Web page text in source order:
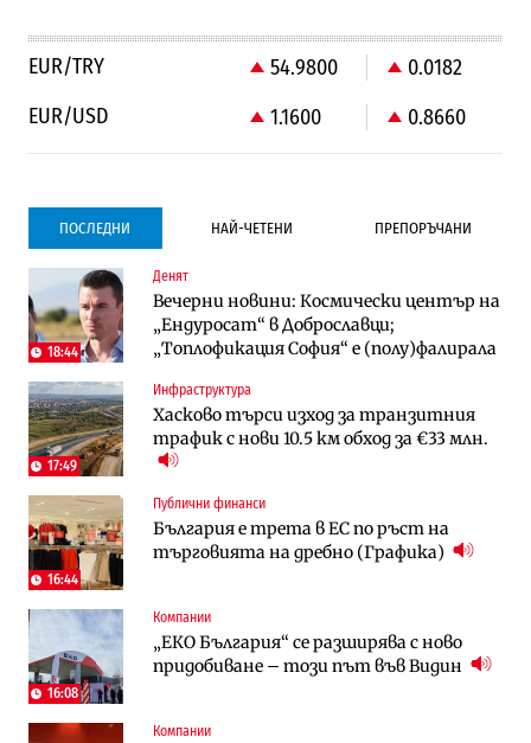
EUR/TRY 54.9800
0.0182
EUR/USD
1.1600 0.8660
ПОСЛЕДНИ НАЙ-ЧЕТЕНИ ПРЕПОРЪЧАНИ
18:44
Денят
Вечерни новини: Космически център на
„Ендуросат“ в Доброславци;
„Топлофикация София“ e (полу)фалирала
17:49
Инфраструктура
Хасково търси изход за транзитния
трафик с нови 10.5 км обход за €33 млн.
16:44
Публични финанси
България е трета в ЕС по ръст на
търговията на дребно (Графика)
16:08
Компании
„ЕКО България“ се разширява с ново
придобиване – този път във Видин
Компании
Градоустройство
Столична община избра изпълнител за
преместването на трамвайното
трасе по бул. „Скобелев“
Компании
Vivacom предлага над 150 устройства с
90% отстъпка през август
Енергетика
АЕЦ „Козлодуй“ ще работи само още
няколко седмици, ако сушата продължи
Digi&AI
Трафикът толкова е намалял, че големи
медии обмислят да се откажат
Публични финанси
Компании
Vivacom предлага над 150 устройства с
90% отстъпка през август
To:know
Последни дни с обозначаване на цените
в лева: Какво предстои?
Градоустройство
Столична община избра изпълнител за
преместването на трамвайното
Отрасли
Жилищата в България поскъпват при
намаляващо население и все повече
Компании